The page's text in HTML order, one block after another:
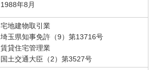
1988年8月
宅地建物取引業
埼玉県知事免許（9）第13716号
賃貸住宅管理業
国土交通大臣（2）第3527号